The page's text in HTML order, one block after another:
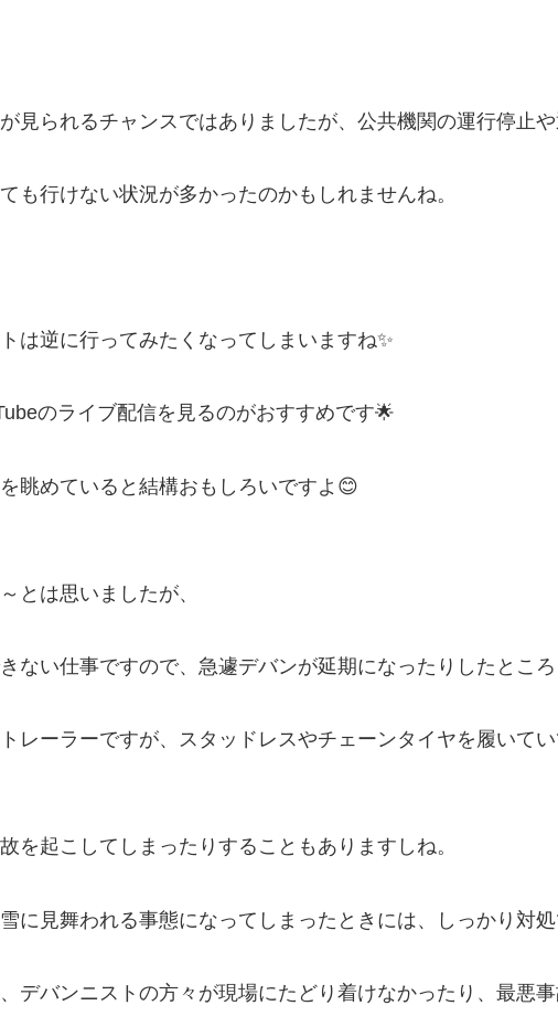
見られるチャンスではありましたが、公共機関の運行停止
も行けない状況が多かったのかもしれませんね。
は逆に行ってみたくなってしまいますね✨
のライブ配信を見るのがおすすめです🌟
眺めていると結構おもしろいですよ😊
とは思いましたが、
ない仕事ですので、急遽デバンが延期になったりしたところ
レーラーですが、スタッドレスやチェーンタイヤを履いて
を起こしてしまったりすることもありますしね。
に見舞われる事態になってしまったときには、しっかり対
デバンニストの方々が現場にたどり着けなかったり、最悪